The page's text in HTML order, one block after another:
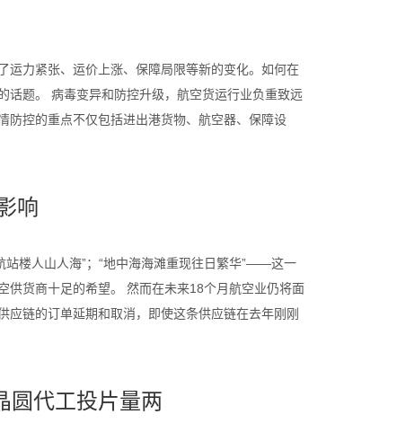
运力紧张、运价上涨、保障局限等新的变化。如何在
话题。 病毒变异和防控升级，航空货运行业负重致远
防控的重点不仅包括进出港货物、航空器、保障设
响
站楼人山人海”；“地中海海滩重现往日繁华”——这一
供货商十足的希望。 然而在未来18个月航空业仍将面
链的订单延期和取消，即使这条供应链在去年刚刚
圆代工投片量两